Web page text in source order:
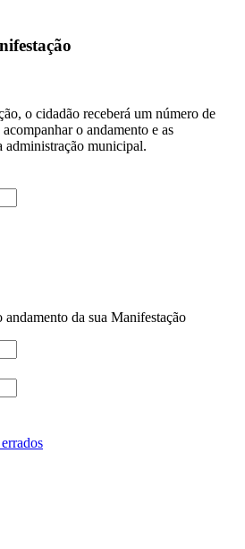
o cidadão receberá um número de
o andamento e as
administração municipal.
andamento da sua Manifestação